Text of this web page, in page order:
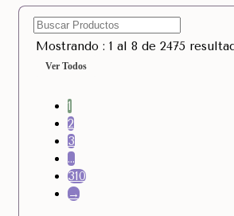
Mostrando : 1 al 8 de 2475
Ver Todos
1
2
3
…
310
→